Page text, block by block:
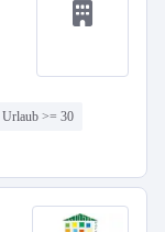
Urlaub >= 30